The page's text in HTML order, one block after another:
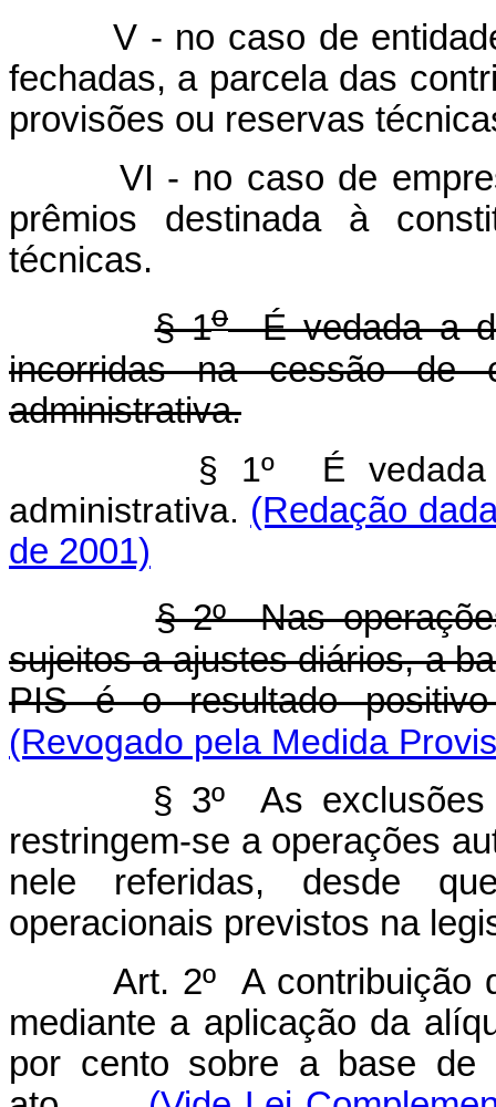
V - no caso de
fechadas, a parcela das
provisões ou reservas
VI - no caso de
prêmios destinada à
técnicas.
§ 1oÉ vedada a
incorridas na cessão de
administrativa.
§ 1º É vedada
administrativa. (Redação
de 2001)
§ 2º Nas
sujeitos a ajustes diários, a
PIS é o resultado
(Revogado pela Medida
§ 3º As exclusões
restringem-se a operações
nele referidas, desde
operacionais previstos na
Art. 2º A contribuição
mediante a aplicação da
por cento sobre a base de